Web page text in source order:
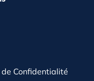
Confidentialité